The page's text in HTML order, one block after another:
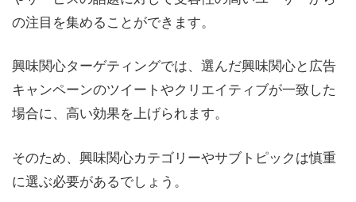
の注目を集めることができます。
興味関心ターゲティングでは、選んだ興味関心と広告
キャンペーンのツイートやクリエイティブが一致した
場合に、高い効果を上げられます。
そのため、興味関心カテゴリーやサブトピックは慎重
に選ぶ必要があるでしょう。